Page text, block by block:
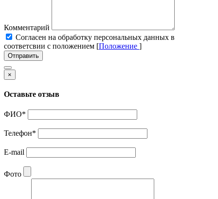
Комментарий
Cогласен на обработку персональных данных в
соответсвии с положением [Положение ]
Отправить
×
Оставьте отзыв
ФИО*
Телефон*
E-mail
Фото